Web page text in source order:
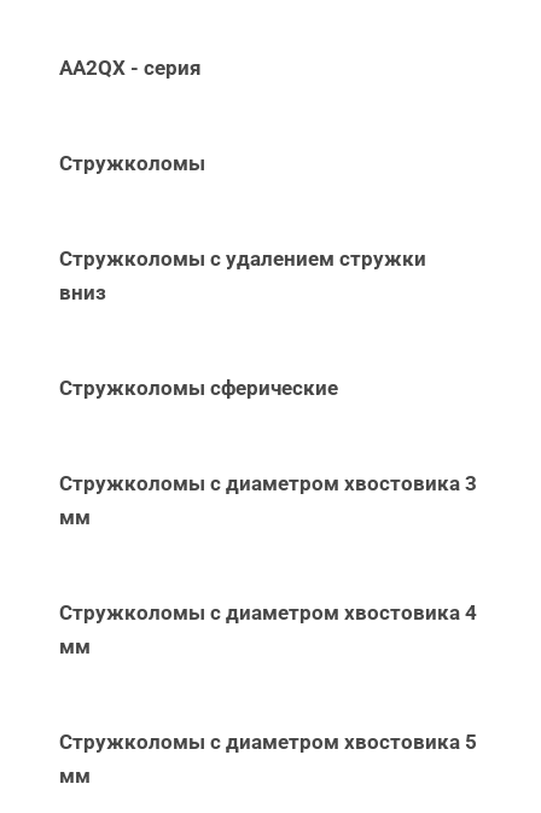
AA2QX - серия
Стружколомы
Стружколомы с удалением стружки
вниз
Стружколомы сферические
Стружколомы с диаметром хвостовика 3
мм
Стружколомы с диаметром хвостовика 4
мм
Стружколомы с диаметром хвостовика 5
мм